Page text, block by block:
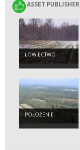
ASSET PUBLISHER
ASSET PUBLISHER
ŁOWIECTWO
POŁOŻENIE